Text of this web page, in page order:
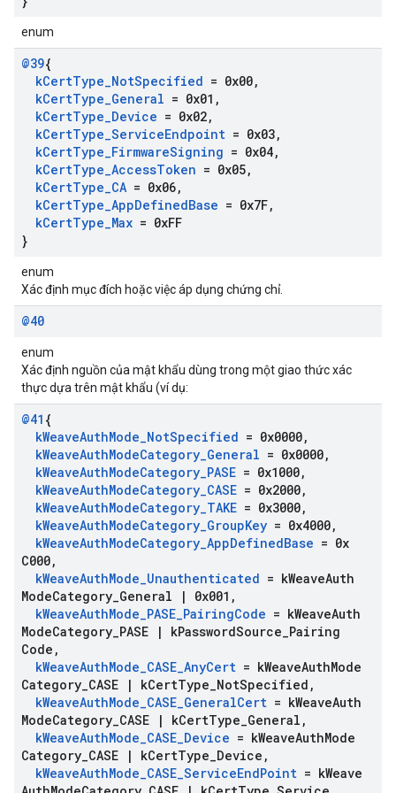
enum
@39{
kCertType_NotSpecified = 0x00,
kCertType_General = 0x01 ,
kCertType_Device = 0x02,
kCertType_ServiceEndpoint = 0x03,
kCertType_FirmwareSigning = 0x04,
kCertType_AccessToken = 0x05,
kCertType_CA = 0x06,
kCertType_AppDefinedBase = 0x7F,
kCertType_Max = 0xFF
}
enum
Xác định mục đích hoặc việc áp dụng chứng chỉ.
@40
enum
Xác định nguồn của mật khẩu dùng trong một giao thức xác
thực dựa trên mật khẩu (ví dụ:
@41 {
kWeaveAuthMode_NotSpecified = 0x0000,
kWeaveAuthModeCategory_General = 0x0000,
kWeaveAuthModeCategory_PASE = 0x1000,
kWeaveAuthModeCategory_CASE = 0x2000,
kWeaveAuthModeCategory_TAKE = 0x3000,
kWeaveAuthModeCategory_GroupKey = 0x4000,
kWeaveAuthModeCategory_AppDefinedBase = 0x
C000,
kWeaveAuthMode_Unauthenticated = kWeaveAuth
ModeCategory General | 0x001 ,
kWeaveAuthMode_PASE_PairingCode = kWeaveAuth
ModeCategory PASE | kPasswordSource Pairing
Code ,
kWeaveAuthMode_CASE_AnyCert = kWeaveAuthMode
Category CASE | kCertType NotSpecified ,
kWeaveAuthMode_CASE_GeneralCert = kWeaveAuth
ModeCategory CASE | kCertType General ,
kWeaveAuthMode_CASE_Device = kWeaveAuthMode
Category CASE | kCertType Device ,
kWeaveAuthMode_CASE_ServiceEndPoint = kWeave